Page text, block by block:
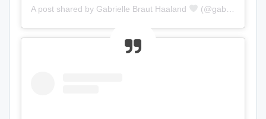
A post shared by Gabrielle Braut Haaland (@gabriellehaaland)